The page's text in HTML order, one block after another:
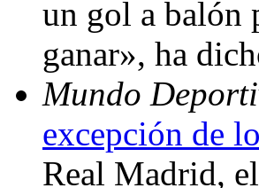
un gol a balón
ganar», ha
Mundo
excepción de
Real Madrid,